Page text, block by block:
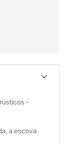
-
a escova